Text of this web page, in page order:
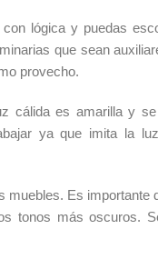
lógica y puedas
que sean
provecho.
cálida es amarilla y
ya que imita la
muebles. Es importante
tonos más oscuros.